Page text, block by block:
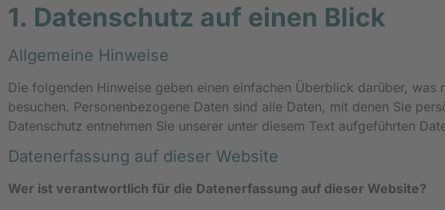
1. Datenschutz auf einen Blick
Allgemeine Hinweise
Die folgenden Hinweise geben einen einfachen Überblick darüber,
besuchen. Personenbezogene Daten sind alle Daten, mit denen Sie
Datenschutz entnehmen Sie unserer unter diesem Text aufgeführten
Datenerfassung auf dieser Website
Wer ist verantwortlich für die Datenerfassung auf dieser Website?